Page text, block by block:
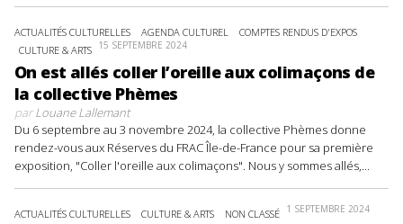
ACTUALITÉS CULTURELLES AGENDA CULTUREL
COMPTES RENDUS D'EXPOS
CULTURE & ARTS 15 SEPTEMBRE 2024
On est allés coller l’oreille aux colimaçons de
la collective Phèmes
parLouane Lallemant
Du 6 septembre au 3 novembre 2024, la collective Phèmes donne
rendez-vous aux Réserves du FRAC Île-de-France pour sa première
exposition, "Coller l'oreille aux colimaçons". Nous y sommes allés,...
ACTUALITÉS CULTURELLES CULTURE & ARTS NON CLASSÉ 1 SEPTEMBRE 2024